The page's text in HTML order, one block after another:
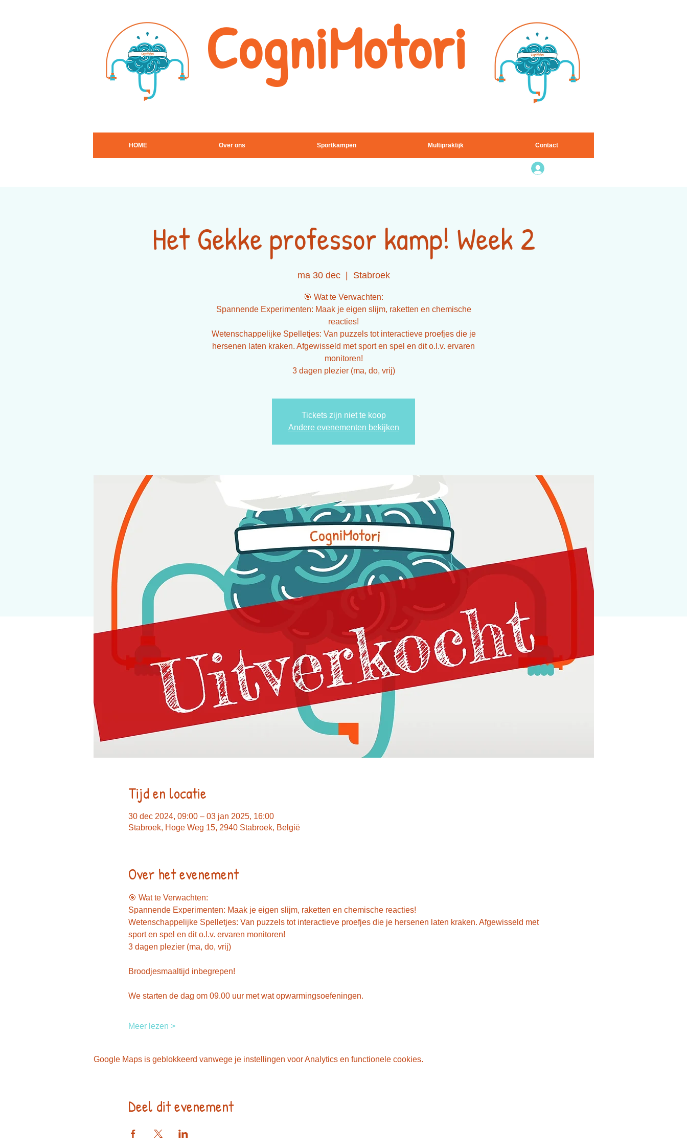
CogniMotori
HOME Over ons Sportkampen Multipraktijk Contact
Het Gekke professor kamp! Week 2
ma 30 dec
  |
Stabroek
🎯 Wat te Verwachten:
Spannende Experimenten: Maak je eigen slijm, raketten en chemische
reacties!
Wetenschappelijke Spelletjes: Van puzzels tot interactieve proefjes die je
hersenen laten kraken. Afgewisseld met sport en spel en dit o.l.v. ervaren
monitoren!
3 dagen plezier (ma, do, vrij)
Tickets zijn niet te koop
Andere evenementen bekijken
Tijd en locatie
30 dec 2024, 09:00 – 03 jan 2025, 16:00
Stabroek, Hoge Weg 15, 2940 Stabroek, België
Over het evenement
🎯 Wat te Verwachten:
Spannende Experimenten: Maak je eigen slijm, raketten en chemische reacties!
Wetenschappelijke Spelletjes: Van puzzels tot interactieve proefjes die je hersenen laten kraken. Afgewisseld met
sport en spel en dit o.l.v. ervaren monitoren!
3 dagen plezier (ma, do, vrij)
Broodjesmaaltijd inbegrepen!
We starten de dag om 09.00 uur met wat opwarmingsoefeningen.
Meer lezen >
Google Maps is geblokkeerd vanwege je instellingen voor Analytics en functionele cookies.
Deel dit evenement